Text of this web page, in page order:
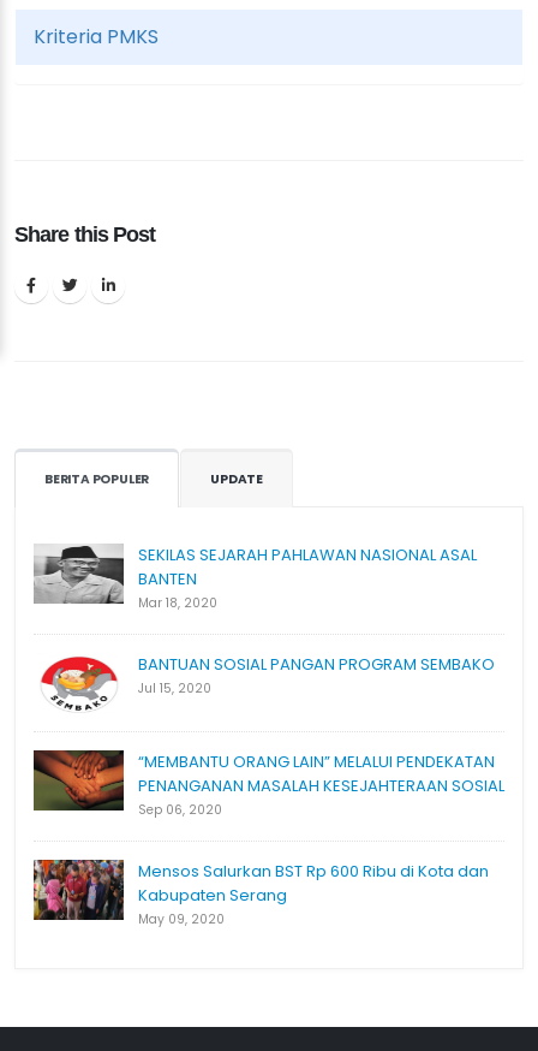
Kriteria PMKS
Share this Post
BERITA POPULER UPDATE
SEKILAS SEJARAH PAHLAWAN NASIONAL ASAL
BANTEN
Mar 18, 2020
BANTUAN SOSIAL PANGAN PROGRAM SEMBAKO
Jul 15, 2020
“MEMBANTU ORANG LAIN” MELALUI PENDEKATAN
PENANGANAN MASALAH KESEJAHTERAAN SOSIAL
Sep 06, 2020
Mensos Salurkan BST Rp 600 Ribu di Kota dan
Kabupaten Serang
May 09, 2020